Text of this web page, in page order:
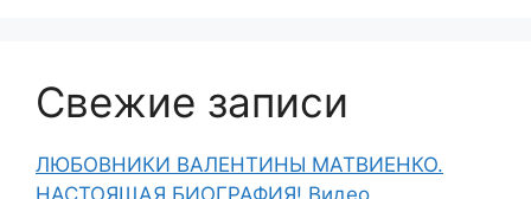
Свежие записи
ЛЮБОВНИКИ ВАЛЕНТИНЫ МАТВИЕНКО.
НАСТОЯЩАЯ БИОГРАФИЯ! Видео